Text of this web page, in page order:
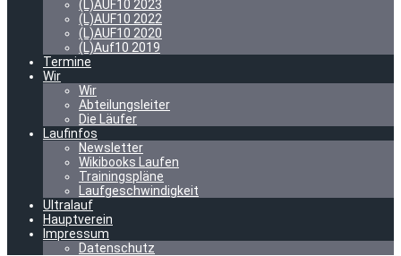
(L)AUF10 2023
(L)AUF10 2022
(L)AUF10 2020
(L)Auf10 2019
Termine
Wir
Wir
Abteilungsleiter
Die Läufer
Laufinfos
Newsletter
Wikibooks Laufen
Trainingspläne
Laufgeschwindigkeit
Ultralauf
Hauptverein
Impressum
Datenschutz